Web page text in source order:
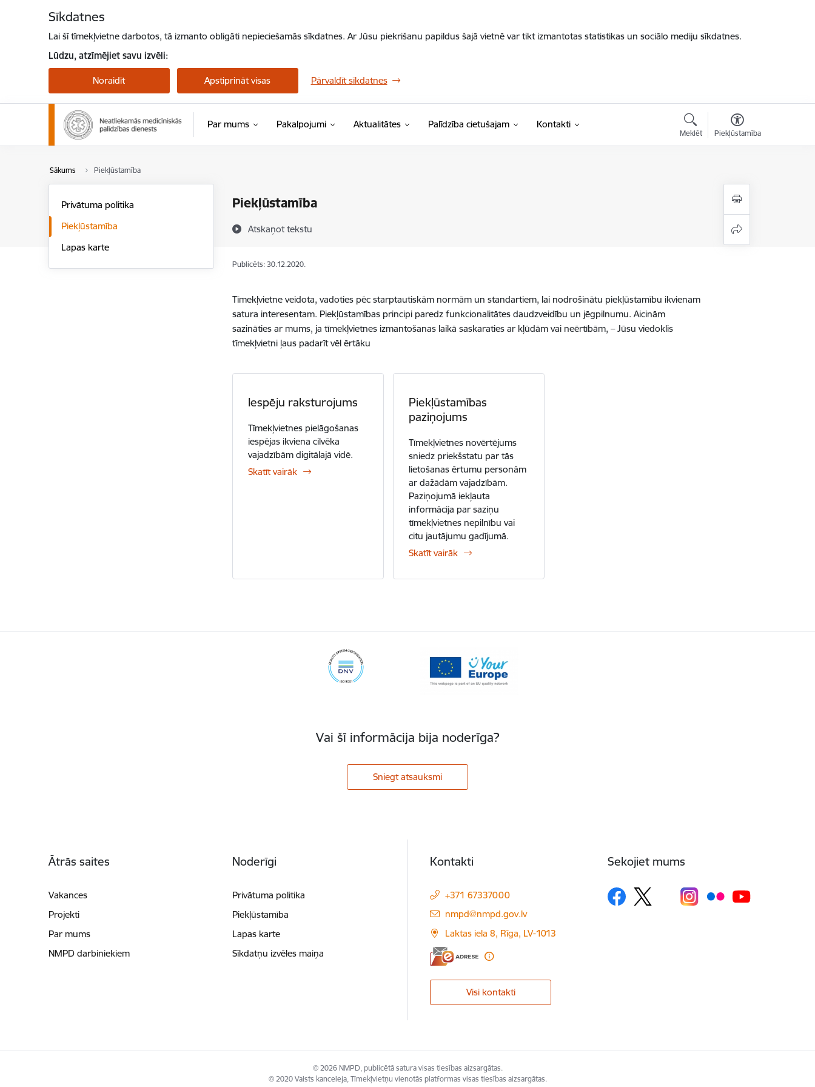
Sīkdatnes
Lai šī tīmekļvietne darbotos, tā izmanto obligāti nepieciešamās sīkdatnes. Ar Jūsu piekrišanu papildus šajā vietnē var tikt izmantotas statistikas un sociālo mediju sīkdatnes.
Lūdzu, atzīmējiet savu izvēli:
Noraidīt Apstiprināt visas Pārvaldīt sīkdatnes
Par mums Pakalpojumi Aktualitātes Palīdzība cietušajam Kontakti
Meklēt Piekļūstamība
Sākums Piekļūstamība
Piekļūstamība
Atskaņot tekstu
Privātuma politika
Piekļūstamība
Lapas karte
Publicēts: 30.12.2020.
Tīmekļvietne veidota,vadoties pēc starptautiskām normām unstandartiem, lai nodrošinātu piekļūstamību ikvienam
satura interesentam. Piekļūstamības principi paredz funkcionalitātes daudzveidību un jēgpilnumu.Aicinām
sazināties ar mums, jatīmekļvietnes izmantošanas laikā saskaraties ar kļūdām vai neērtībām, –Jūsu viedoklis
tīmekļvietni ļaus padarīt vēl ērtāku
Iespēju raksturojums
Tīmekļvietnes pielāgošanas
iespējas ikviena cilvēka
vajadzībām digitālajā vidē.
Skatīt vairāk
Piekļūstamības
paziņojums
Tīmekļvietnes novērtējums
sniedz priekšstatu par tās
lietošanas ērtumu personām
ar dažādām vajadzībām.
Paziņojumā iekļauta
informācija par saziņu
tīmekļvietnes nepilnību vai
citu jautājumu gadījumā.
Skatīt vairāk
Vai šī informācija bija noderīga?
Sniegt atsauksmi
Ātrās saites
Vakances
Projekti
Par mums
NMPD darbiniekiem
Noderīgi
Privātuma politika
Piekļūstamība
Lapas karte
Sīkdatņu izvēles maiņa
Kontakti
+371 67337000
E-pasts:
nmpd@nmpd.gov.lv
Laktas iela 8, Rīga, LV-1013
Visi kontakti
Sekojiet mums
© 2026 NMPD, publicētā satura visas tiesības aizsargātas.
© 2020 Valsts kanceleja, Tīmekļvietņu vienotās platformas visas tiesības aizsargātas.